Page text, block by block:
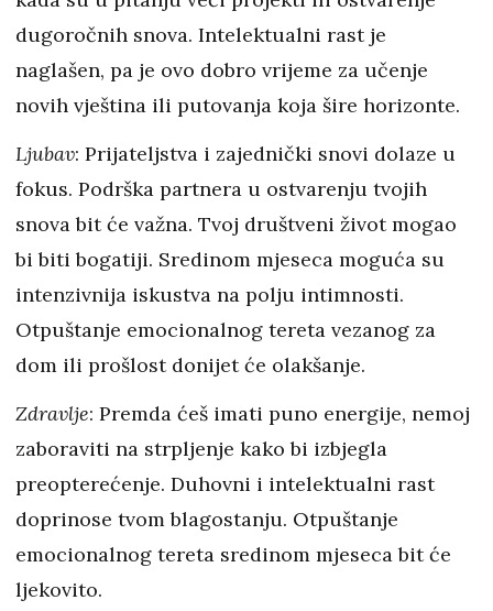
dugoročnih snova. Intelektualni rast je
naglašen, pa je ovo dobro vrijeme za učenje
novih vještina ili putovanja koja šire horizonte.
Ljubav: Prijateljstva i zajednički snovi dolaze u
fokus. Podrška partnera u ostvarenju tvojih
snova bit će važna. Tvoj društveni život mogao
bi biti bogatiji. Sredinom mjeseca moguća su
intenzivnija iskustva na polju intimnosti.
Otpuštanje emocionalnog tereta vezanog za
dom ili prošlost donijet će olakšanje.
Zdravlje: Premda ćeš imati puno energije, nemoj
zaboraviti na strpljenje kako bi izbjegla
preopterećenje. Duhovni i intelektualni rast
doprinose tvom blagostanju. Otpuštanje
emocionalnog tereta sredinom mjeseca bit će
ljekovito.